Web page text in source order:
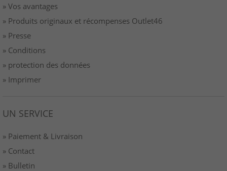
» Vos avantages
» Produits originaux et récompenses Outlet46
» Presse
» Conditions
» protection des données
» Imprimer
UN SERVICE
» Paiement & Livraison
» Contact
» Bulletin